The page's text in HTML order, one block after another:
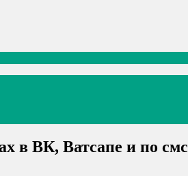
в ВК, Ватсапе и по смс